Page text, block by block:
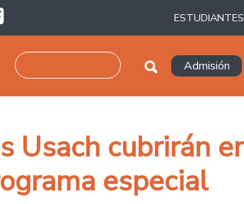
ESTUDIANTES
Admisión
Usach cubrirán
especial